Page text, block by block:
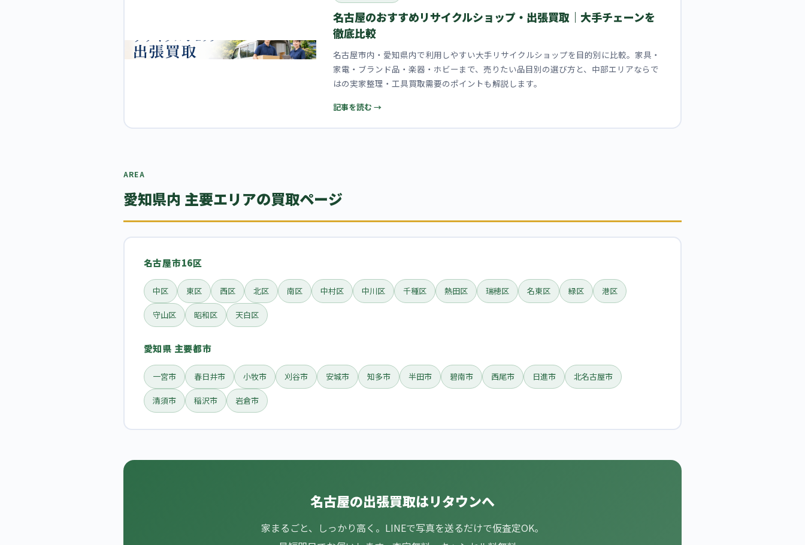
名古屋のおすすめリサイクルショップ・出張買取｜大手チェーンを
徹底比較
名古屋市内・愛知県内で利用しやすい大手リサイクルショップを目的別に比較。家具・
家電・ブランド品・楽器・ホビーまで、売りたい品目別の選び方と、中部エリアならで
はの実家整理・工具買取需要のポイントも解説します。
記事を読む →
AREA
愛知県内 主要エリアの買取ページ
名古屋市16区
中区 東区 西区 北区 南区 中村区 中川区 千種区 熱田区 瑞穂区 名東区 緑区 港区
守山区 昭和区 天白区
愛知県 主要都市
一宮市 春日井市 小牧市 刈谷市 安城市 知多市 半田市 碧南市 西尾市 日進市 北名古屋市
清須市 稲沢市 岩倉市
名古屋の出張買取はリタウンへ
家まるごと、しっかり高く。LINEで写真を送るだけで仮査定OK。